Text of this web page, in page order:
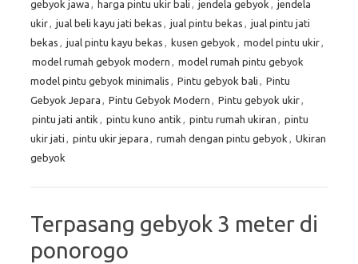
gebyok jawa , harga pintu ukir bali , jendela gebyok , jendela
ukir, jual beli kayu jati bekas , jual pintu bekas , jual pintu jati
bekas , jual pintu kayu bekas , kusen gebyok , model pintu ukir,
model rumah gebyok modern , model rumah pintu gebyok
model pintu gebyok minimalis , Pintu gebyok bali , Pintu
Gebyok Jepara , Pintu Gebyok Modern , Pintu gebyok ukir,
pintu jati antik , pintu kuno antik , pintu rumah ukiran , pintu
ukir jati , pintu ukir jepara , rumah dengan pintu gebyok , Ukiran
gebyok
Terpasang gebyok 3 meter di
ponorogo